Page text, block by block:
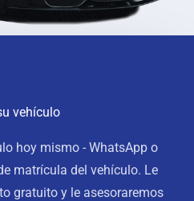
vehículo
hoy mismo - WhatsApp o
matrícula del vehículo. Le
gratuito y le asesoraremos